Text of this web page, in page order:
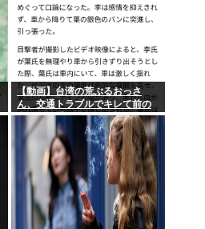
【動画】台湾の荒ぶるおっさ
ん、交通トラブルでキレて前の
車の運転手をナイフで斬りつけ
るも壮絶な返り討ちにあう